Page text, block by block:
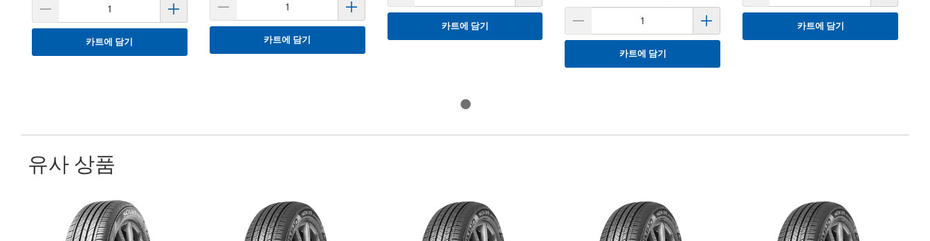
카트에 담기 카트에 담기
카트에 담기
카트에 담기
카트에 담기
유사 상품